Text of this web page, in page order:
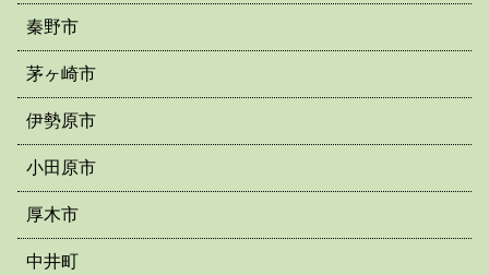
秦野市
茅ヶ崎市
伊勢原市
小田原市
厚木市
中井町